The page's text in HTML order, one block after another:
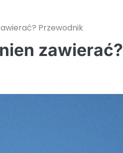
Przewodnik
zawierać?